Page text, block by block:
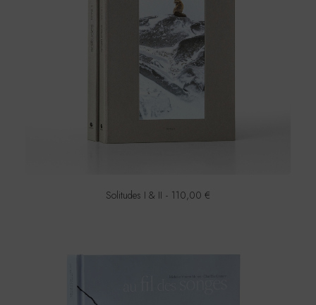
Solitudes I & II 110,00 €